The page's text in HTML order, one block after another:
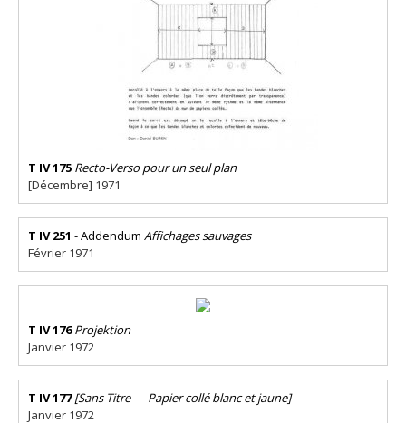
T IV 175 Recto-Verso pour un seul plan
[Décembre] 1971
T IV 251 - Addendum Affichages sauvages
Février 1971
T IV 176 Projektion
Janvier 1972
T IV 177 [Sans Titre — Papier collé blanc et jaune]
Janvier 1972